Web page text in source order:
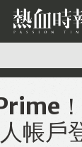
帳戶